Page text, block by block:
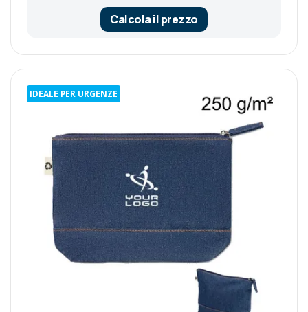
Calcola il prezzo
IDEALE PER URGENZE